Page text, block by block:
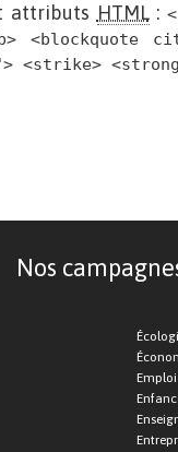
attributs HTML:
<blockquote
<strike>
Nos
Emploi